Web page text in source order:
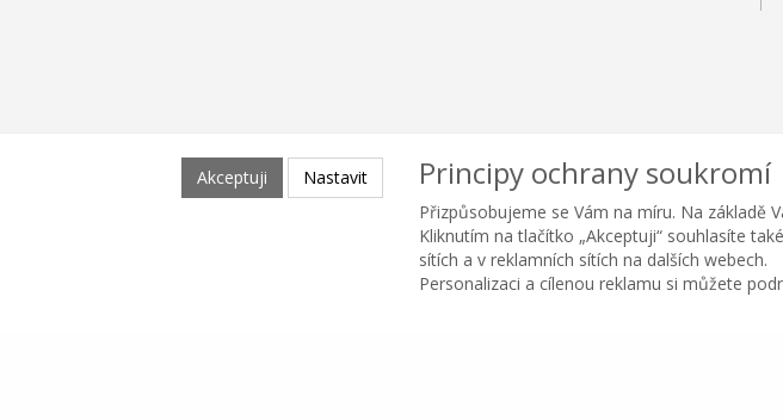
Akceptuji Nastavit Principy ochrany soukromí
Přizpůsobujeme se Vám na míru. Na základě
Kliknutím na tlačítko „Akceptuji“ souhlasíte
sítích a v reklamních sítích na dalších webech.
Personalizaci a cílenou reklamu si můžete